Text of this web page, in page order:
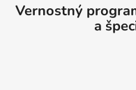
Vernostný
a